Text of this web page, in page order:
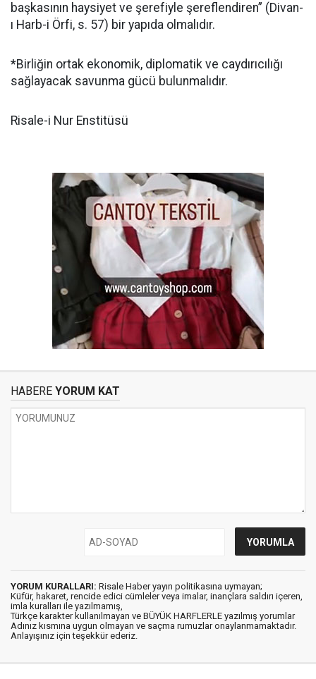
başkasının haysiyet ve şerefiyle şereflendiren” (Divan-
ı Harb-i Örfi, s. 57) bir yapıda olmalıdır.
*Birliğin ortak ekonomik, diplomatik ve caydırıcılığı
sağlayacak savunma gücü bulunmalıdır.
Risale-i Nur Enstitüsü
HABERE YORUM KAT
YORUM KURALLARI: Risale Haber yayın politikasına uymayan;
Küfür, hakaret, rencide edici cümleler veya imalar, inançlara saldırı içeren,
imla kuralları ile yazılmamış,
Türkçe karakter kullanılmayan ve BÜYÜK HARFLERLE yazılmış yorumlar
Adınız kısmına uygun olmayan ve saçma rumuzlar onaylanmamaktadır.
Anlayışınız için teşekkür ederiz.